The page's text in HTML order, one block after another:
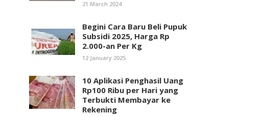
21 March 2024
Begini Cara Baru Beli Pupuk
Subsidi 2025, Harga Rp
2.000-an Per Kg
12 January 2025
10 Aplikasi Penghasil Uang
Rp100 Ribu per Hari yang
Terbukti Membayar ke
Rekening